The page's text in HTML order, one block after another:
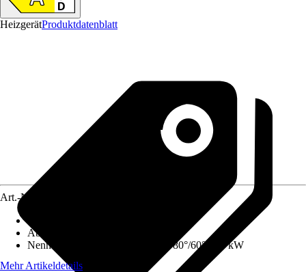
HeizgerätProduktdatenblatt
Art.-Nr.
Abgasanschluss
Nennwärmeleistung (Heizbetrieb 80°/60°)
15 kW
Mehr Artikeldetails